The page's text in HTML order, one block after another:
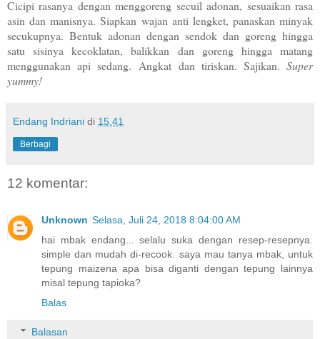
Cicipi rasanya dengan menggoreng secuil adonan, sesuaikan rasa
asin dan manisnya. Siapkan wajan anti lengket, panaskan minyak
secukupnya. Bentuk adonan dengan sendok dan goreng hingga
satu sisinya kecoklatan, balikkan dan goreng hingga matang
menggunakan api sedang.Angkat dan tiriskan. Sajikan.Super
yummy!
Endang Indriani di 15.41
Berbagi
12 komentar:
Unknown Selasa, Juli 24, 2018 8:04:00 AM
hai mbak endang... selalu suka dengan resep-resepnya.
simple dan mudah di-recook. saya mau tanya mbak, untuk
tepung maizena apa bisa diganti dengan tepung lainnya
misal tepung tapioka?
Balas
Balasan